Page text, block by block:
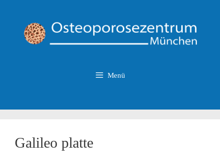
springen
Menü
Galileo platte